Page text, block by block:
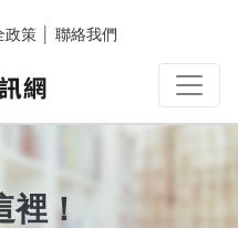
政策 聯絡我們
！